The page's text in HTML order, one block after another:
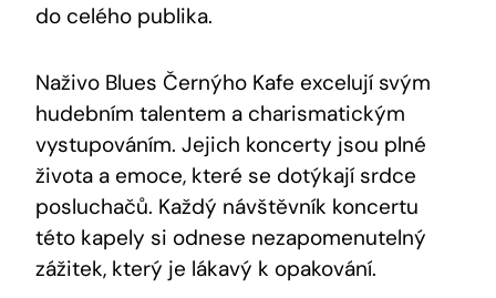
do celého publika.
Naživo Blues Černýho Kafe excelují svým
hudebním talentem a charismatickým
vystupováním. Jejich koncerty jsou plné
života a emoce, které se dotýkají srdce
posluchačů. Každý návštěvník koncertu
této kapely si odnese nezapomenutelný
zážitek, který je lákavý k opakování.